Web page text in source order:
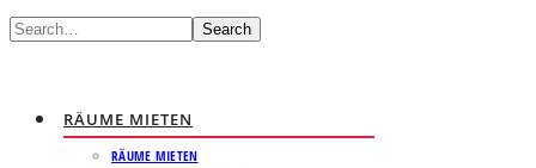
Search
RÄUME MIETEN
RÄUME MIETEN